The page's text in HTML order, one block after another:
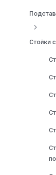
Стойки